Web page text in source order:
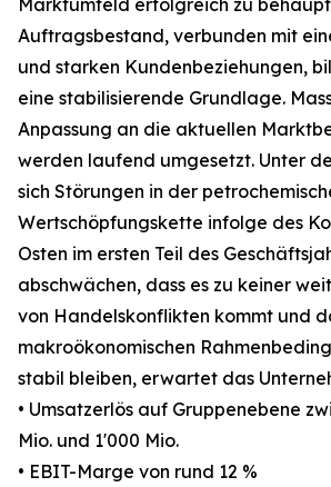
Marktumfeld erfolgreich zu
Auftragsbestand, verbunden mit
und starken Kundenbeziehungen,
eine stabilisierende Grundlage.
Anpassung an die aktuellen
werden laufend umgesetzt. Unter
sich Störungen in der
Wertschöpfungskette infolge des
Osten im ersten Teil des
abschwächen, dass es zu keiner
von Handelskonflikten kommt und
makroökonomischen
stabil bleiben, erwartet das
• Umsatzerlös auf Gruppenebene
Mio. und 1'000 Mio.
• EBIT-Marge von rund 12 %